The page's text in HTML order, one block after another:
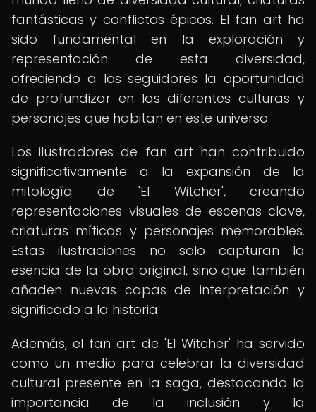
fantásticas y conflictos épicos. El fan art ha
sido fundamental en la exploración y
representación de esta diversidad,
ofreciendo a los seguidores la oportunidad
de profundizar en las diferentes culturas y
personajes que habitan en este universo.
Los ilustradores de fan art han contribuido
significativamente a la expansión de la
mitología de 'El Witcher', creando
representaciones visuales de escenas clave,
criaturas míticas y personajes memorables.
Estas ilustraciones no solo capturan la
esencia de la obra original, sino que también
añaden nuevas capas de interpretación y
significado a la historia.
Además, el fan art de 'El Witcher' ha servido
como un medio para celebrar la diversidad
cultural presente en la saga, destacando la
importancia de la inclusión y la